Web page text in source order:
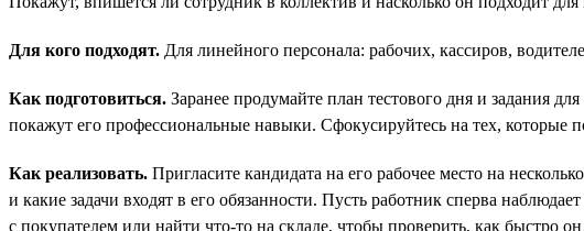
Для кого подходят. Для линейного персонала: рабочих, кассиров,
Как подготовиться. Заранее продумайте план тестового дня и задания
покажут его профессиональные навыки. Сфокусируйтесь на тех, которые
Как реализовать. Пригласите кандидата на его рабочее место на
и какие задачи входят в его обязанности. Пусть работник сперва
с покупателем или найти что-то на складе, чтобы проверить, как быстро